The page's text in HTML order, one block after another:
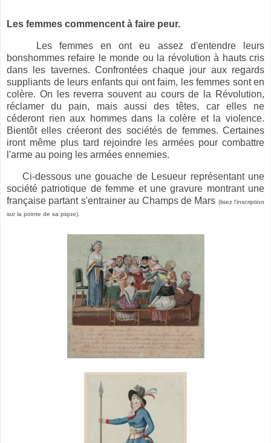
Les femmes commencent à faire peur.
Les femmes en ont eu assez d'entendre leurs
bonshommes refaire le monde ou la révolution à hauts cris
dans les tavernes. Confrontées chaque jour aux regards
suppliants de leurs enfants qui ont faim, les femmes sont en
colère. On les reverra souvent au cours de la Révolution,
réclamer du pain, mais aussi des têtes, car elles ne
céderont rien aux hommes dans la colère et la violence.
Bientôt elles créeront des sociétés de femmes. Certaines
iront même plus tard rejoindre les armées pour combattre
l'arme au poing les armées ennemies.
Ci-dessous une gouache de Lesueur représentant une
société patriotique de femme et une gravure montrant une
française partant s'entrainer au Champs de Mars (lisez l'inscription
sur la pointe de sa pique).